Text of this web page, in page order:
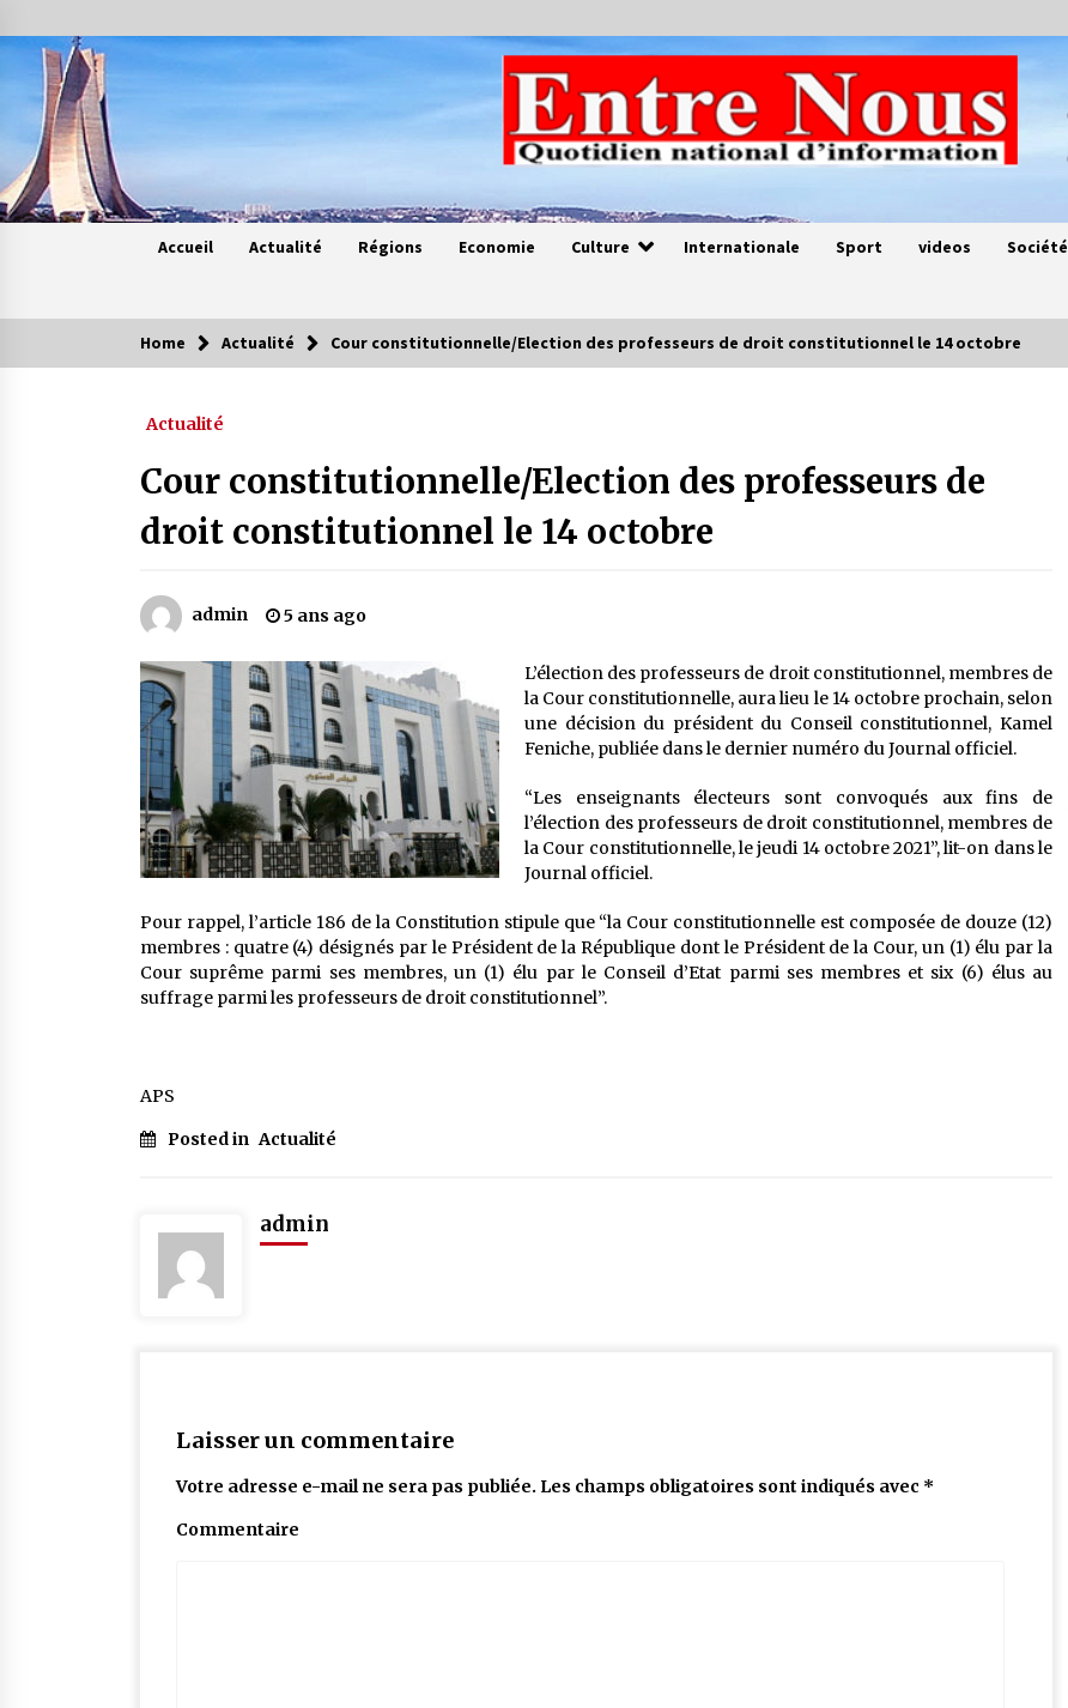
to
content
Accueil Actualité Régions Economie Culture Internationale Sport videos Société
Contes de chez nous
4 ans ago
Mythes et croyances / L’hospitalité
5 ans ago
du Sud algérien)
5 ans ago
Un conte targui/ Quand la tête est
vide
5 ans ago
Tradition orale/ D’où viennent les
5 ans ago
Home Actualité Cour constitutionnelle/Election des professeurs de droit constitutionnel le 14 octobre
Actualité
Cour constitutionnelle/Election des professeurs de
droit constitutionnel le 14 octobre
admin 5 ans ago
L’élection des professeurs de droit constitutionnel, membres de
la Cour constitutionnelle, aura lieu le 14 octobre prochain, selon
une décision du président du Conseil constitutionnel, Kamel
Feniche, publiée dans le dernier numéro du Journal officiel.
“Les enseignants électeurs sont convoqués aux fins de
l’élection des professeurs de droit constitutionnel, membres de
la Cour constitutionnelle, le jeudi 14 octobre 2021”, lit-on dans le
Journal officiel.
Pour rappel, l’article 186 de la Constitution stipule que “la Cour constitutionnelle est composée de douze (12)
membres : quatre (4) désignés par le Président de la République dont le Président de la Cour, un (1) élu par la
Cour suprême parmi ses membres, un (1) élu par le Conseil d’Etat parmi ses membres et six (6) élus au
suffrage parmi les professeurs de droit constitutionnel”.
APS
Posted in Actualité
admin
Laisser un commentaire
Votre adresse e-mail ne sera pas publiée. Les champs obligatoires sont indiqués avec *
Commentaire